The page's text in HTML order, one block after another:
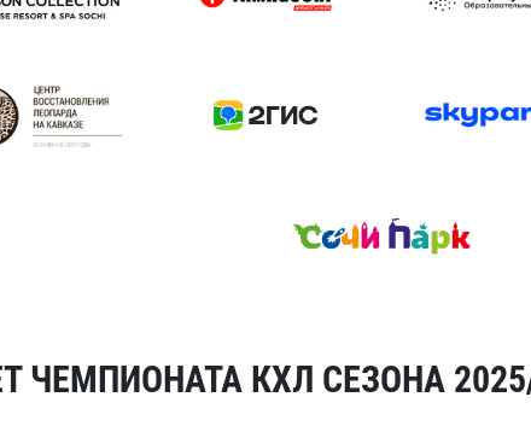
ЧЕМПИОНАТА КХЛ СЕЗОНА